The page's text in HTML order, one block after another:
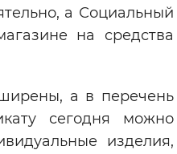
а Социальный
на средства
а в перечень
сегодня можно
изделия,